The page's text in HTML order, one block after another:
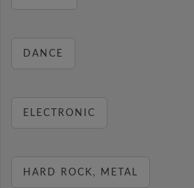
DANCE
ELECTRONIC
HARD ROCK, METAL